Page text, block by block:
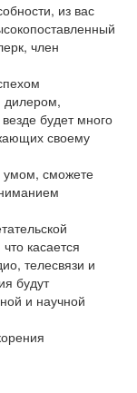
из вас
член
дилером,
будет много
своему
сможете
касается
телесвязи и
будут
и научной